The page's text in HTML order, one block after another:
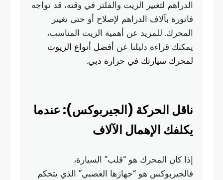
الدراهم لتغيير الزيت والفلتر في وقته، قد تواجه
فاتورة بآلاف الدراهم لإصلاح أو حتى تغيير
المحرك. للمزيد عن أهمية الزيت المناسب،
يمكنك قراءة دليلنا عن أفضل أنواع الزيوت
لمحرك سيارتك في حرارة دبي.
ناقل الحركة (الجيربوكس): عندما
يكلفك الإهمال الآلاف
إذا كان المحرك هو “قلب” السيارة،
فالجيربوكس هو “جهازها العصبي” الذي يتحكم